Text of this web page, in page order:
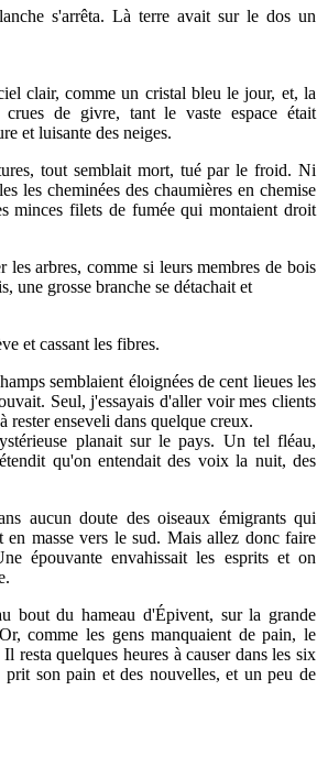
s'arrêta. Là terre avait sur le dos un
clair, comme un cristal bleu le jour, et, la
de givre, tant le vaste espace était
et luisante des neiges.
tout semblait mort, tué par le froid. Ni
les cheminées des chaumières en chemise
minces filets de fumée qui montaient droit
les arbres, comme si leurs membres de bois
une grosse branche se détachait et
et cassant les fibres.
semblaient éloignées de cent lieues les
Seul, j'essayais d'aller voir mes clients
rester enseveli dans quelque creux.
planait sur le pays. Un tel fléau,
qu'on entendait des voix la nuit, des
aucun doute des oiseaux émigrants qui
masse vers le sud. Mais allez donc faire
épouvante envahissait les esprits et on
bout du hameau d'Épivent, sur la grande
comme les gens manquaient de pain, le
resta quelques heures à causer dans les six
son pain et des nouvelles, et un peu de